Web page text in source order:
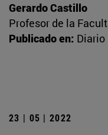
Gerardo Castillo
Profesor de la
Publicado en: Diario
23 | 05 | 2022